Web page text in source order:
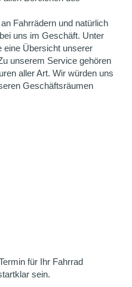
Fahrrädern und natürlich
uns im Geschäft. Unter
eine Übersicht unserer
unserem Service gehören
aller Art. Wir würden uns
Geschäftsräumen
für Ihr Fahrrad
sein.